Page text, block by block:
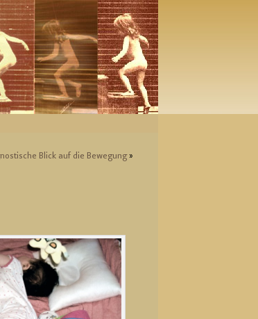
Blick auf die Be­we­gung»